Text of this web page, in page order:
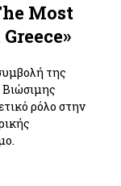
Most
της
Βιώσιμης
ρόλο στην